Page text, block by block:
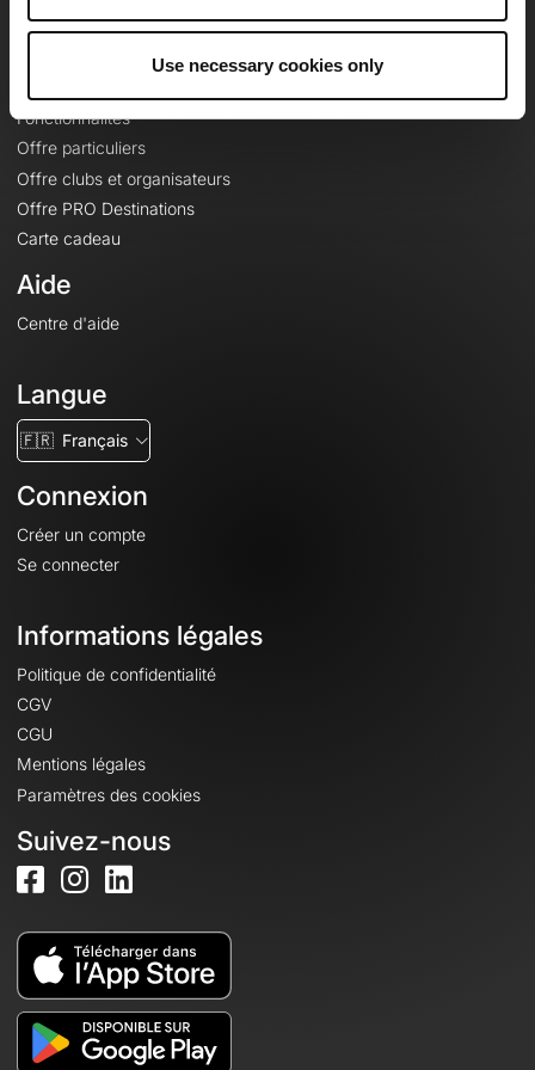
Use necessary cookies only
Fonctionnalités
Offre particuliers
Offre clubs et organisateurs
Offre PRO Destinations
Carte cadeau
Aide
Centre d'aide
Langue
🇫🇷 Français
Connexion
Créer un compte
Se connecter
Informations légales
Politique de confidentialité
CGV
CGU
Mentions légales
Paramètres des cookies
Suivez-nous